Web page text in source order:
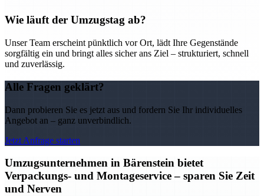
Wie läuft der Umzugstag ab?
Unser Team erscheint pünktlich vor Ort, lädt Ihre Gegenstände
sorgfältig ein und bringt alles sicher ans Ziel – strukturiert, schnell
und zuverlässig.
Alle Fragen geklärt?
Dann probieren Sie es jetzt aus und fordern Sie Ihr individuelles
Angebot an – ganz unverbindlich.
Jetzt Anfrage starten
Umzugsunternehmen in Bärenstein bietet
Verpackungs- und Montageservice – sparen Sie Zeit
und Nerven